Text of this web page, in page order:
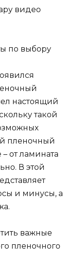
видео
по выбору
настоящий
такой
пленочный
от ламината
В этой
и минусы, а
важные
пленочного